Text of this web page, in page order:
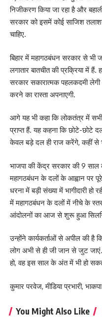
निजीकरण किया जा रहा है और
सरकार को इसमें कोई साजिश
चाहिए.
बिहार में महागठबंधन सरकार से भी
लगातार बातचीत की प्रक्रिया में
सरकार सकारात्मक पहलकदमी
करने का रास्ता अपनाएगी.
आगे यह भी कहा कि लोकतंत्र में
प्राप्त हैं. यह कहना कि छोटे-छोटे
केवल बड़े दल ही राज करेंगे, कहीं से
भाजपा की केंद्र सरकार की 9 साल
महागठबंधन के दलों के आह्वान पर
धरना में बड़ी संख्या में भागीदारी हो
में महागठबंधन के दलों में नीचे के
आंदोलनों का आज से शुरू हुआ
उन्होंने कार्यकर्ताओं से अपील की है
लोग अभी से ही जी जान से जुट
हो, वह इस साल के अंत में भी हो
कुमार परवेज, मीडिया प्रभारी,
You Might Also Like